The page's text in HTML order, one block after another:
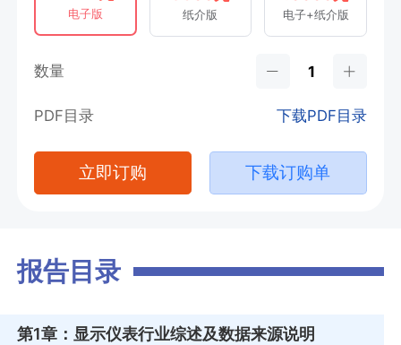
电子版 纸介版 电子+纸介版
数量
PDF目录 下载PDF目录
立即订购 下载订购单
报告目录
第1章 ：显示仪表行业综述及数据来源说明